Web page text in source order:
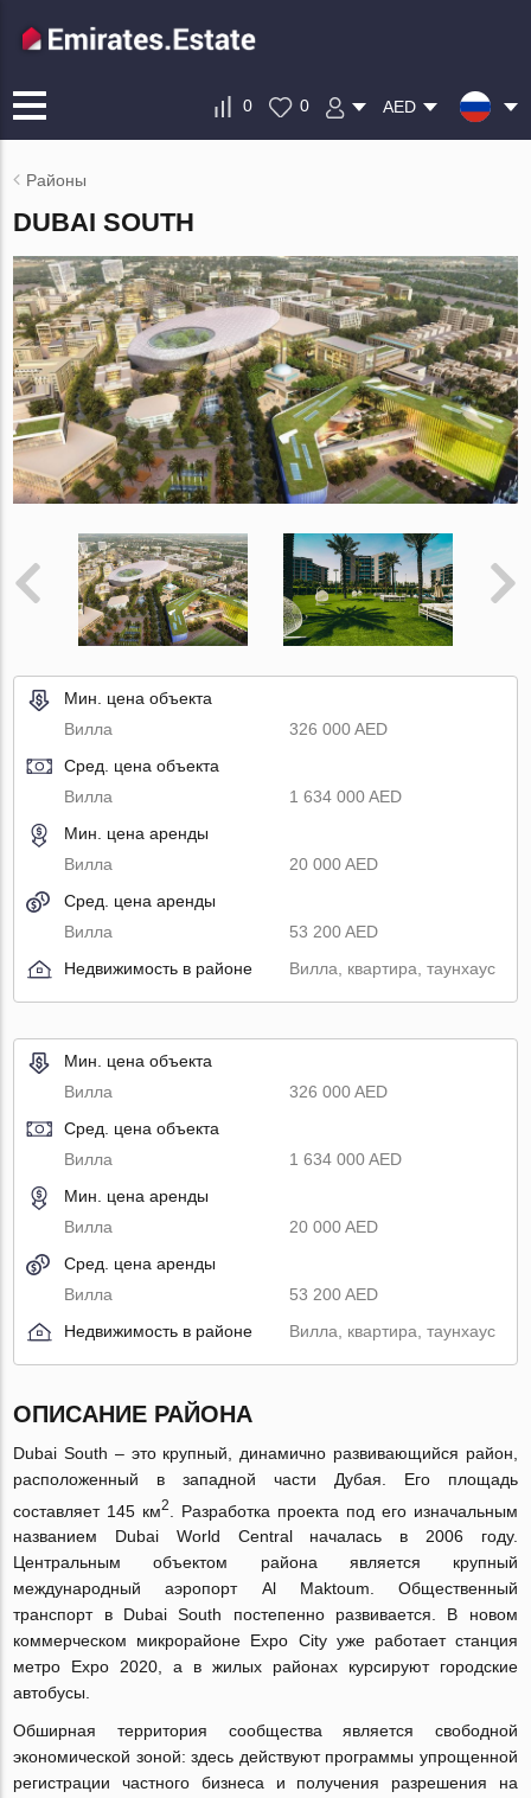
0 0 AED
Районы
DUBAI SOUTH
Мин. цена объекта
Вилла
326 000 AED
Сред. цена объекта
Вилла
1 634 000 AED
Мин. цена аренды
Вилла
20 000 AED
Сред. цена аренды
Вилла
53 200 AED
Недвижимость в районе
Вилла, квартира, таунхаус
Мин. цена объекта
Вилла
326 000 AED
Сред. цена объекта
Вилла
1 634 000 AED
Мин. цена аренды
Вилла
20 000 AED
Сред. цена аренды
Вилла
53 200 AED
Недвижимость в районе
Вилла, квартира, таунхаус
ОПИСАНИЕ РАЙОНА
Dubai South – это крупный, динамично развивающийся район,
расположенный в западной части Дубая. Его площадь
составляет 145 км2
. Разработка проекта под его изначальным
названием Dubai World Central началась в 2006 году.
Центральным объектом района является крупный
международный аэропорт Al Maktoum. Общественный
транспорт в Dubai South постепенно развивается. В новом
коммерческом микрорайоне Expo City уже работает станция
метро Expo 2020, а в жилых районах курсируют городские
автобусы.
Обширная территория сообщества является свободной
экономической зоной: здесь действуют программы упрощенной
регистрации частного бизнеса и получения разрешения на